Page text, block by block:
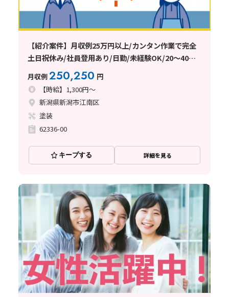
【紹介案件】月収例25万円以上/カンタン作業で完全
土日祝休み/社員登用あり/日勤/未経験OK/20～40代
の活躍中/日払い・週払い制度あり
月収例250,250 円
【時給】1,300円～
新潟県新潟市江南区
塗装
62336-00
キープする 詳細を見る